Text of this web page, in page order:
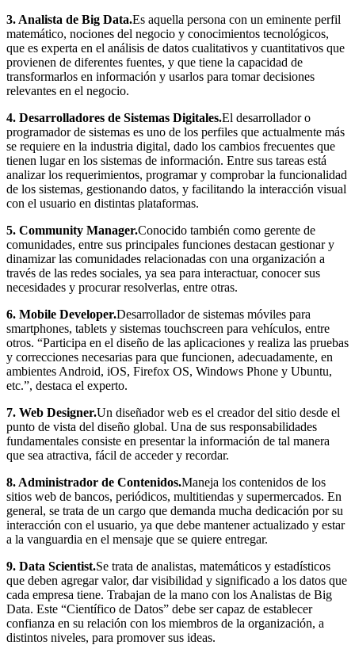
3. Analista de Big Data.Es aquella persona con un eminente perfil
matemático, nociones del negocio y conocimientos tecnológicos,
que es experta en el análisis de datos cualitativos y cuantitativos que
provienen de diferentes fuentes, y que tiene la capacidad de
transformarlos en información y usarlos para tomar decisiones
relevantes en el negocio.
4. Desarrolladores de Sistemas Digitales.El desarrollador o
programador de sistemas es uno de los perfiles que actualmente más
se requiere en la industria digital, dado los cambios frecuentes que
tienen lugar en los sistemas de información. Entre sus tareas está
analizar los requerimientos, programar y comprobar la funcionalidad
de los sistemas, gestionando datos, y facilitando la interacción visual
con el usuario en distintas plataformas.
5. Community Manager.Conocido también como gerente de
comunidades, entre sus principales funciones destacan gestionar y
dinamizar las comunidades relacionadas con una organización a
través de las redes sociales, ya sea para interactuar, conocer sus
necesidades y procurar resolverlas, entre otras.
6. Mobile Developer.Desarrollador de sistemas móviles para
smartphones, tablets y sistemas touchscreen para vehículos, entre
otros. “Participa en el diseño de las aplicaciones y realiza las pruebas
y correcciones necesarias para que funcionen, adecuadamente, en
ambientes Android, iOS, Firefox OS, Windows Phone y Ubuntu,
etc.”, destaca el experto.
7. Web Designer.Un diseñador web es el creador del sitio desde el
punto de vista del diseño global. Una de sus responsabilidades
fundamentales consiste en presentar la información de tal manera
que sea atractiva, fácil de acceder y recordar.
8. Administrador de Contenidos.Maneja los contenidos de los
sitios web de bancos, periódicos, multitiendas y supermercados. En
general, se trata de un cargo que demanda mucha dedicación por su
interacción con el usuario, ya que debe mantener actualizado y estar
a la vanguardia en el mensaje que se quiere entregar.
9. Data Scientist.Se trata de analistas, matemáticos y estadísticos
que deben agregar valor, dar visibilidad y significado a los datos que
cada empresa tiene. Trabajan de la mano con los Analistas de Big
Data. Este “Científico de Datos” debe ser capaz de establecer
confianza en su relación con los miembros de la organización, a
distintos niveles, para promover sus ideas.